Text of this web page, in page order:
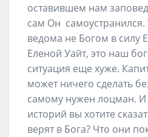
оставившем нам
сам Он
ведома не Богом в силу
Еленой Уайт, это наш
ситуация еще хуже.
может ничего сделать
самому нужен лоцман. И
историй вы хотите
верят в Бога? Что они